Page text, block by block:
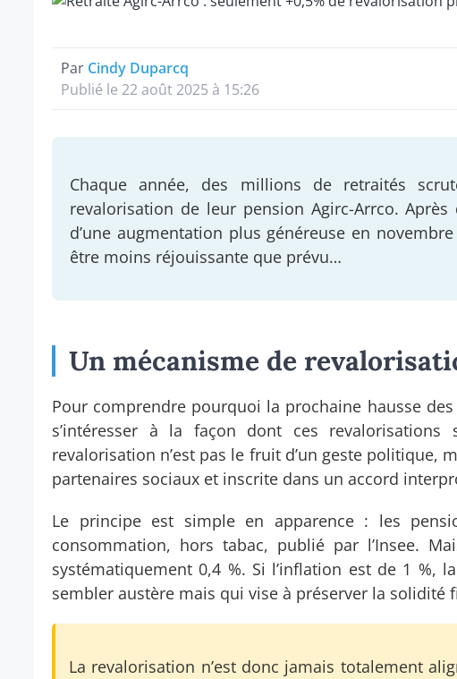
Par Cindy Duparcq
Publié le 22 août 2025 à 15:26
Chaque année, des millions de retraités
revalorisation de leur pension Agirc-Arrco.
d’une augmentation plus généreuse en
être moins réjouissante que prévu…
Un mécanisme de
Pour comprendre pourquoi la prochaine hausse
s’intéresser à la façon dont ces
revalorisation n’est pas le fruit d’un geste politique,
partenaires sociaux et inscrite dans un accord
Le principe est simple en apparence : les
consommation, hors tabac, publié par l’Insee.
systématiquement 0,4 %. Si l’inflation est de 1 %,
sembler austère mais qui vise à préserver la solidité
La revalorisation n’est donc jamais totalement